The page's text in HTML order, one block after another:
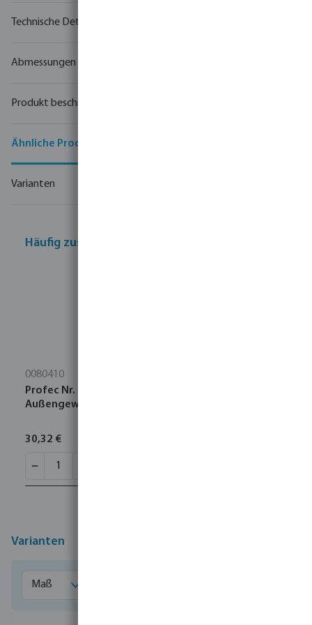
Technische Details
Abmessungen
Produkt beschreibung
Ähnliche Produkte
Varianten
Häufig zusammen gekauft
0080410
Profec Nr. 23 Rohrnippel Edelstahl 316 3"
Außengewinde 16bar 120 mm
30,32 €
Varianten